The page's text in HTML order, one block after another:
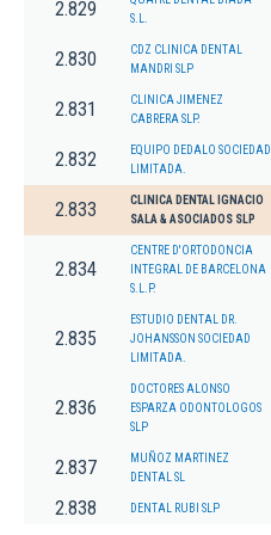
2.829
S.L.
2.830
CDZ CLINICA DENTAL
MANDRI SLP
2.831
CLINICA JIMENEZ
CABRERA SLP.
2.832
EQUIPO DEDALO SOCIEDAD
LIMITADA.
2.833
CLINICA DENTAL IGNACIO
SALA & ASOCIADOS SLP
2.834
CENTRE D'ORTODONCIA
INTEGRAL DE BARCELONA
S.L.P.
2.835
ESTUDIO DENTAL DR.
JOHANSSON SOCIEDAD
LIMITADA.
2.836
DOCTORES ALONSO
ESPARZA ODONTOLOGOS
SLP
2.837
MUÑOZ MARTINEZ
DENTAL SL
2.838 DENTAL RUBI SLP